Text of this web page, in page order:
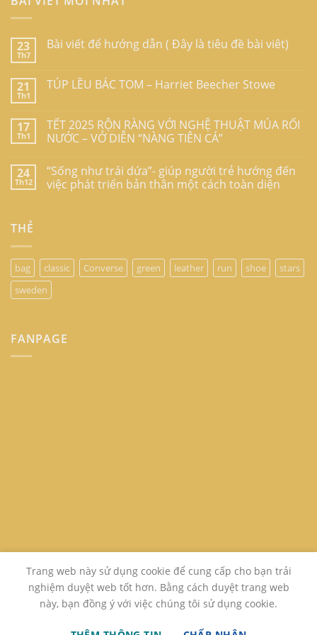
23
Th7
Bài viết để hướng dẫn ( Đây là tiêu đề bài viêt)
21
Th1
TÚP LỀU BÁC TOM – Harriet Beecher Stowe
17
Th1
TẾT 2025 RỘN RÀNG VỚI NGHỆ THUẬT MÚA RỐI
NƯỚC – VỞ DIỄN “NÀNG TIÊN CÁ”
24
Th12
“Sống như trái dứa”- giúp người trẻ hướng đến
việc phát triển bản thân một cách toàn diện
THẺ
bag classic Converse green leather run shoe
stars
sweden
FANPAGE
Trang web này sử dụng cookie để cung cấp cho bạn trải
nghiệm duyệt web tốt hơn. Bằng cách duyệt trang web
này, bạn đồng ý với việc chúng tôi sử dụng cookie.